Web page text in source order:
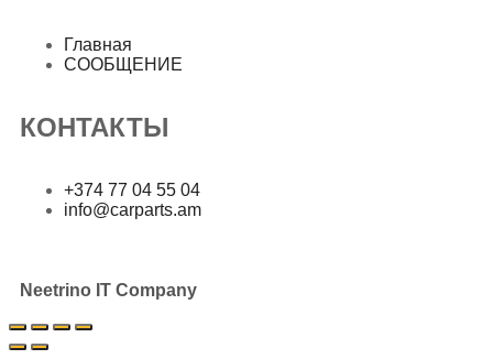
Главная
СООБЩЕНИЕ
КОНТАКТЫ
+374 77 04 55 04
info@carparts.am
Neetrino IT Company